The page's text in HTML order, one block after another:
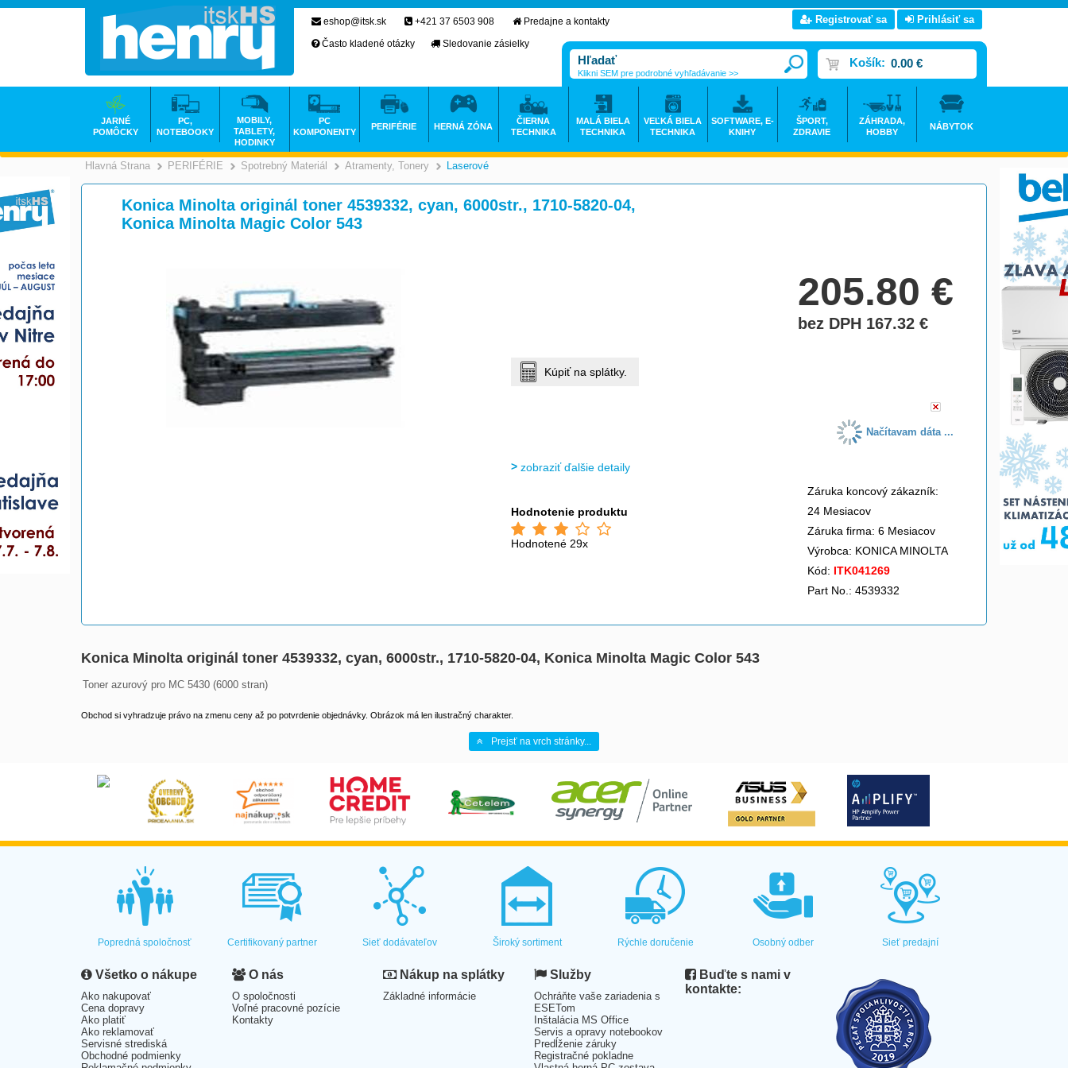
Hlavná Strana >
PERIFÉRIE >
Spotrebný Materiál >
Atramenty, Tonery >
Laserové
Konica Minolta originál toner 4539332, cyan, 6000str., 1710-5820-04,
Konica Minolta Magic Color 543
205.80€
bez DPH 167.32€
Kúpiť na splátky.
Načítavam dáta ...
zobraziť ďalšie detaily
Hodnotenie produktu
Hodnotené 29x
Záruka koncový zákazník:
24 Mesiacov
Záruka firma: 6 Mesiacov
Výrobca: KONICA MINOLTA
Kód: ITK041269
Part No.: 4539332
Konica Minolta originál toner 4539332, cyan, 6000str., 1710-5820-04, Konica Minolta Magic Color 543
Toner azurový pro MC 5430 (6000 stran)
Obchod si vyhradzuje právo na zmenu ceny až po potvrdenie objednávky. Obrázok má len ilustračný charakter.
Prejsť na vrch stránky...
eshop@itsk.sk +421 37 6503 908
Predajne a kontakty
Často kladené otázky
Sledovanie zásielky
Registrovať sa Prihlásiť sa
Košík: 0.00 €
Klikni SEM pre podrobné vyhľadávanie >>
JARNÉ
POMÔCKY
PC,
NOTEBOOKY
MOBILY,
TABLETY,
HODINKY
PC
KOMPONENTY
PERIFÉRIE HERNÁ ZÓNA
ČIERNA
TECHNIKA
MALÁ BIELA
TECHNIKA
VEĽKÁ BIELA
TECHNIKA
SOFTWARE, E-
KNIHY
ŠPORT,
ZDRAVIE
ZÁHRADA,
HOBBY
NÁBYTOK
Popredná spoločnosť Certifikovaný partner Sieť dodávateľov Široký sortiment Rýchle doručenie Osobný odber Sieť predajní
Všetko o nákupe
Ako nakupovať
Cena dopravy
Ako platiť
Ako reklamovať
Servisné strediská
Obchodné podmienky
O nás
O spoločnosti
Voľné pracovné pozície
Kontakty
Nákup na splátky
Základné informácie
Služby
Ochráňte vaše zariadenia s
ESETom
Inštalácia MS Office
Servis a opravy notebookov
Predĺženie záruky
Registračné pokladne
Buďte s nami v
kontakte: